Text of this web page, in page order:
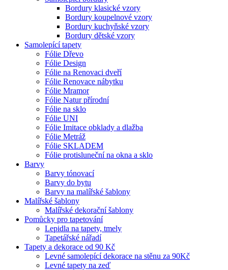
Bordury klasické vzory
Bordury koupelnové vzory
Bordury kuchyňské vzory
Bordury dětské vzory
Samolepící tapety
Fólie Dřevo
Fólie Design
Fólie na Renovaci dveří
Fólie Renovace nábytku
Fólie Mramor
Fólie Natur přírodní
Fólie na sklo
Fólie UNI
Fólie Imitace obklady a dlažba
Fólie Metráž
Fólie SKLADEM
Fólie protisluneční na okna a sklo
Barvy
Barvy tónovací
Barvy do bytu
Barvy na malířské šablony
Malířské šablony
Malířské dekorační šablony
Pomůcky pro tapetování
Lepidla na tapety, tmely
Tapetářské nářadí
Tapety a dekorace od 90 Kč
Levné samolepící dekorace na stěnu za 90Kč
Levné tapety na zeď